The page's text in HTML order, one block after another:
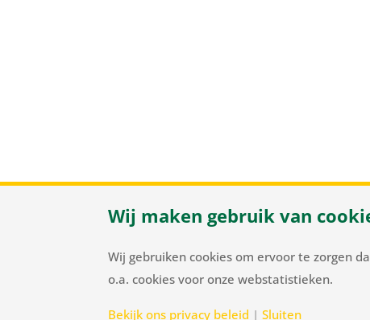
Herenweg
Wij maken gebruik van
Wij gebruiken cookies om ervoor te zorgen
o.a. cookies voor onze webstatistieken.
Bekijk ons privacy beleid |Sluiten